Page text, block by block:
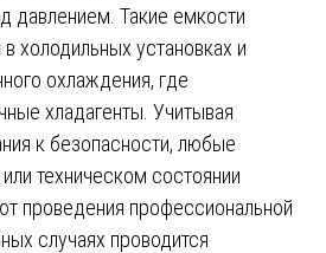
давлением. Такие емкости
холодильных установках и
охлаждения, где
хладагенты. Учитывая
к безопасности, любые
техническом состоянии
проведения профессиональной
случаях проводится